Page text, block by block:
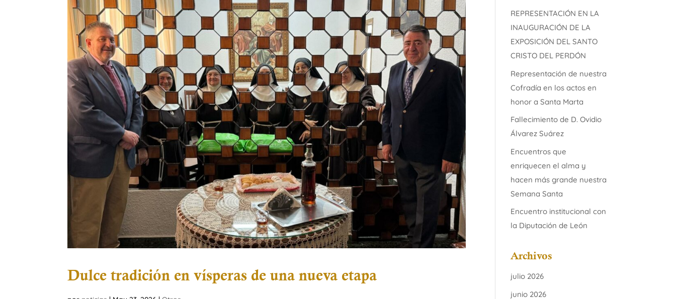
Dulce tradición en vísperas de una nueva etapa
REPRESENTACIÓN EN LA
INAUGURACIÓN DE LA
EXPOSICIÓN DEL SANTO
CRISTO DEL PERDÓN
Representación de nuestra
Cofradía en los actos en
honor a Santa Marta
Fallecimiento de D. Ovidio
Álvarez Suárez
Encuentros que
enriquecen el alma y
hacen más grande nuestra
Semana Santa
Encuentro institucional con
la Diputación de León
Archivos
julio 2026
junio 2026